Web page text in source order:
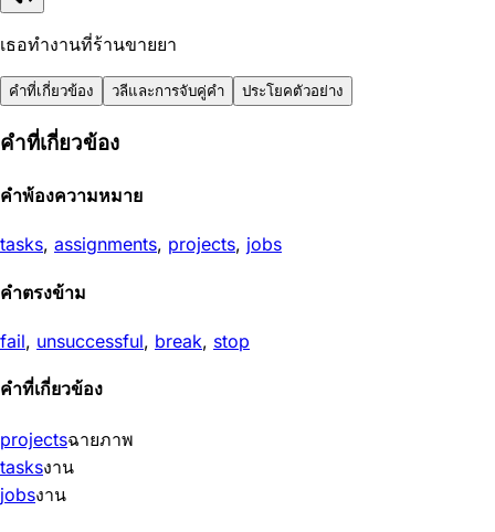
เธอทำงานที่ร้านขายยา
คำที่เกี่ยวข้อง วลีและการจับคู่คำ ประโยคตัวอย่าง
คำที่เกี่ยวข้อง
คำพ้องความหมาย
tasks, assignments, projects, jobs
คำตรงข้าม
fail, unsuccessful, break, stop
คำที่เกี่ยวข้อง
projectsฉายภาพ
tasksงาน
jobsงาน